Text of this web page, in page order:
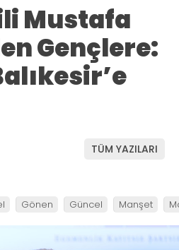
Mustafa
Gençlere:
TÜM YAZILARI
Gönen Güncel Manşet